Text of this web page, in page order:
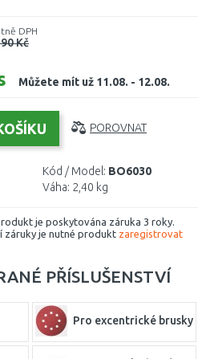
DPH
Kč
Můžete mít už 11.08. - 12.08.
POROVNAT
Kód / Model: BO6030
Váha: 2,40 kg
je poskytována záruka 3 roky.
záruky je nutné produkt zaregistrovat
PŘÍSLUŠENSTVÍ
Pro excentrické brusky